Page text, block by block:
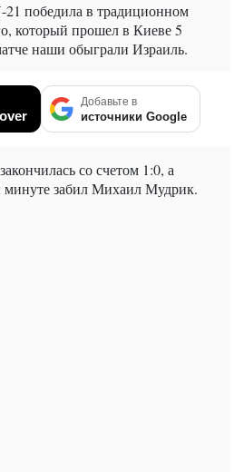
21 победила в традиционном
который прошел в Киеве 5
наши обыграли Израиль.
Добавьте в
источники Google
со счетом 1:0, а
минуте забил Михаил Мудрик.